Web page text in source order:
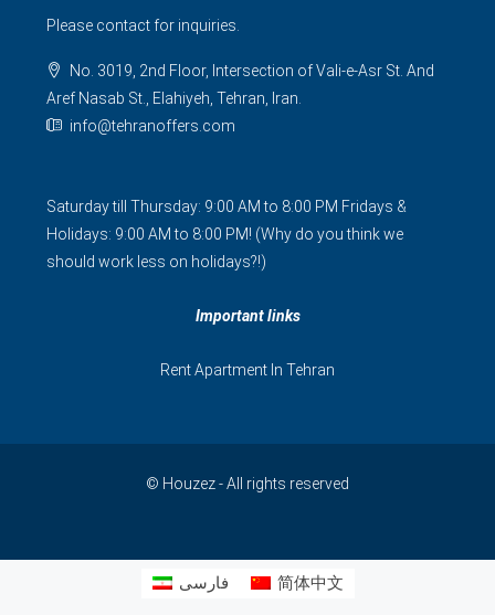
Please contact for inquiries.
No. 3019, 2nd Floor, Intersection of Vali-e-Asr St. And
Aref Nasab St., Elahiyeh, Tehran, Iran.
info@tehranoffers.com
Saturday till Thursday: 9:00 AM to 8:00 PM Fridays &
Holidays: 9:00 AM to 8:00 PM! (Why do you think we
should work less on holidays?!)
Important links
Rent Apartment In Tehran
© Houzez - All rights reserved
فارسی 简体中文